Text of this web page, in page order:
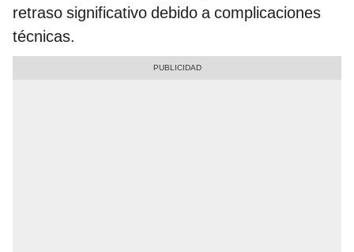
retraso significativo debido a complicaciones
técnicas.